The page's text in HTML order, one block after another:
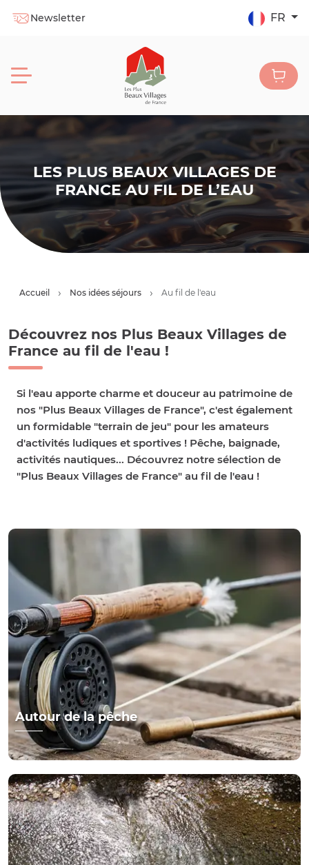
Newsletter FR
LES PLUS BEAUX VILLAGES DE
FRANCE AU FIL DE L’EAU
Accueil Nos idées séjours Au fil de l'eau
Découvrez nos Plus Beaux Villages de
France au fil de l'eau !
Si l'eau apporte charme et douceur au patrimoine de
nos "Plus Beaux Villages de France", c'est également
un formidable "terrain de jeu" pour les amateurs
d'activités ludiques et sportives ! Pêche, baignade,
activités nautiques... Découvrez notre sélection de
"Plus Beaux Villages de France" au fil de l'eau !
Autour de la pêche